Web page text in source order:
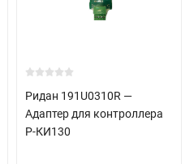
Ридан 191U0310R —
Адаптер для контроллера
Р-КИ130